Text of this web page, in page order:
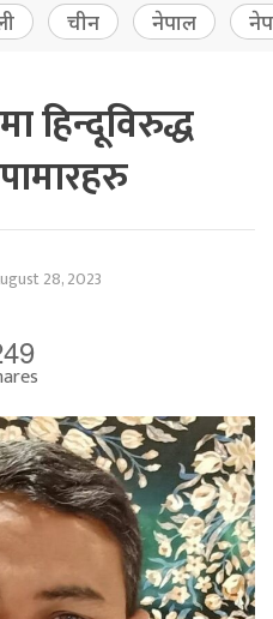
चीन नेपाल
हिन्दूविरुद्ध
28, 2023